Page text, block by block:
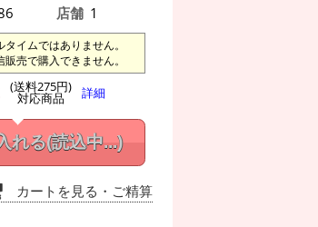
店舗 1
イムではありません。
売で購入できません。
(送料275円)
対応商品 詳細
れる(読込中...)
カートを見る ・ご精算